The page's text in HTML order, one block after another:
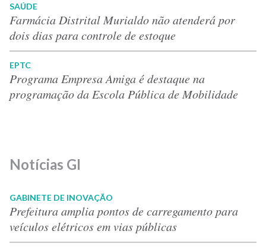
SAÚDE
Farmácia Distrital Murialdo não atenderá por
dois dias para controle de estoque
EPTC
Programa Empresa Amiga é destaque na
programação da Escola Pública de Mobilidade
Notícias GI
GABINETE DE INOVAÇÃO
Prefeitura amplia pontos de carregamento para
veículos elétricos em vias públicas